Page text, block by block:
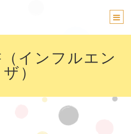
インフルエン
ザ）